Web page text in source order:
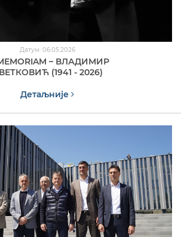
Датум: 06.05.2026
– ВЛАДИМИР
(1941 - 2026)
Детаљније